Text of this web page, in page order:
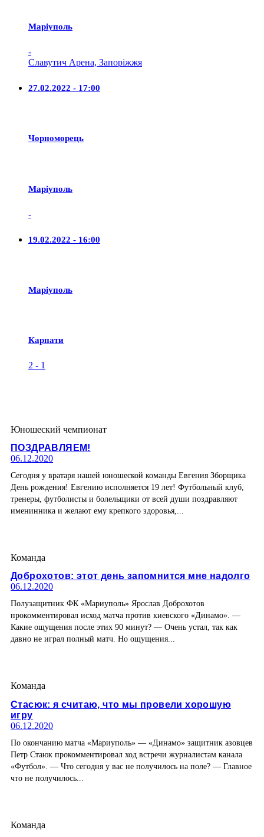
Маріуполь
-
Славутич Арена, Запоріжжя
27.02.2022 - 17:00
Чорноморець
Маріуполь
-
19.02.2022 - 16:00
Маріуполь
Карпати
2 - 1
Юношеский чемпионат
ПОЗДРАВЛЯЕМ!
06.12.2020
Сегодня у вратаря нашей юношеской команды Евгения Зборщика
День рождения! Евгению исполняется 19 лет! Футбольный клуб,
тренеры, футболисты и болельщики от всей души поздравляют
именинника и желают ему крепкого здоровья,...
Команда
Доброхотов: этот день запомнится мне надолго
06.12.2020
Полузащитник ФК «Мариуполь» Ярослав Доброхотов
прокомментировал исход матча против киевского «Динамо». —
Какие ощущения после этих 90 минут? — Очень устал, так как
давно не играл полный матч. Но ощущения...
Команда
Стасюк: я считаю, что мы провели хорошую
игру
06.12.2020
По окончанию матча «Мариуполь» — «Динамо» защитник азовцев
Петр Стаюк прокомментировал ход встречи журналистам канала
«Футбол». — Что сегодня у вас не получилось на поле? — Главное
что не получилось...
Команда